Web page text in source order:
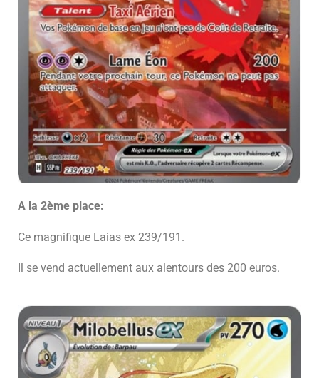
A la 2ème place:
Ce magnifique Laias ex 239/191.
Il se vend actuellement aux alentours des 200 euros.